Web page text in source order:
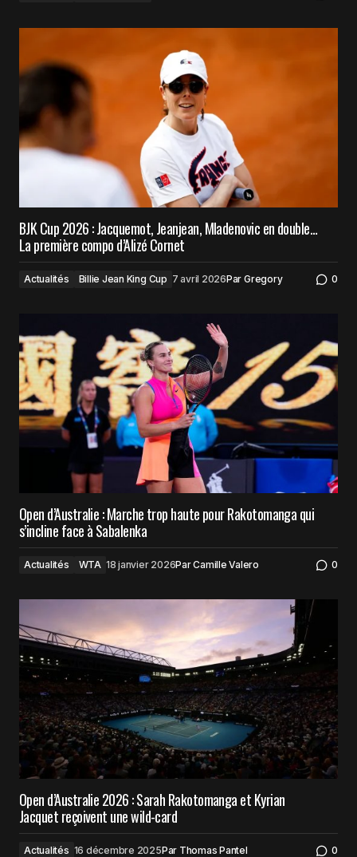
BJK Cup 2026 : Jacquemot, Jeanjean, Mladenovic en double…
La première compo d’Alizé Cornet
Actualités Billie Jean King Cup 7 avril 2026Par Gregory 0
Open d’Australie : Marche trop haute pour Rakotomanga qui
s’incline face à Sabalenka
Actualités WTA 18 janvier 2026ParCamille Valero 0
Open d’Australie 2026 : Sarah Rakotomanga et Kyrian
Jacquet reçoivent une wild-card
Actualités 16 décembre 2025Par Thomas Pantel 0